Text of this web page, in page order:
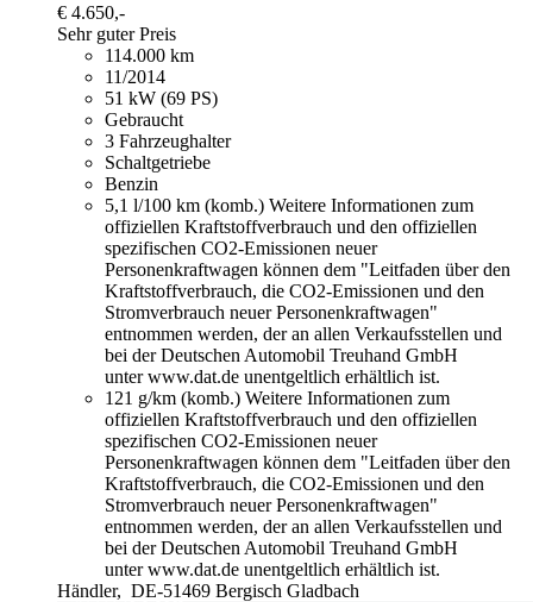
€ 4.650,-
Sehr guter Preis
114.000 km
11/2014
51 kW (69 PS)
Gebraucht
3 Fahrzeughalter
Schaltgetriebe
Benzin
5,1 l/100 km (komb.) Weitere Informationen zum
offiziellen Kraftstoffverbrauch und den offiziellen
spezifischen CO2-Emissionen neuer
Personenkraftwagen können dem "Leitfaden über den
Kraftstoffverbrauch, die CO2-Emissionen und den
Stromverbrauch neuer Personenkraftwagen"
entnommen werden, der an allen Verkaufsstellen und
bei der Deutschen Automobil Treuhand GmbH
unter www.dat.de unentgeltlich erhältlich ist.
121 g/km (komb.) Weitere Informationen zum
offiziellen Kraftstoffverbrauch und den offiziellen
spezifischen CO2-Emissionen neuer
Personenkraftwagen können dem "Leitfaden über den
Kraftstoffverbrauch, die CO2-Emissionen und den
Stromverbrauch neuer Personenkraftwagen"
entnommen werden, der an allen Verkaufsstellen und
bei der Deutschen Automobil Treuhand GmbH
unter www.dat.de unentgeltlich erhältlich ist.
Händler, DE-51469 Bergisch Gladbach